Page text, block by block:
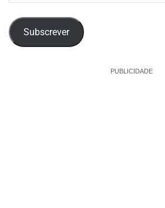
Subscrever
PUBLICIDADE